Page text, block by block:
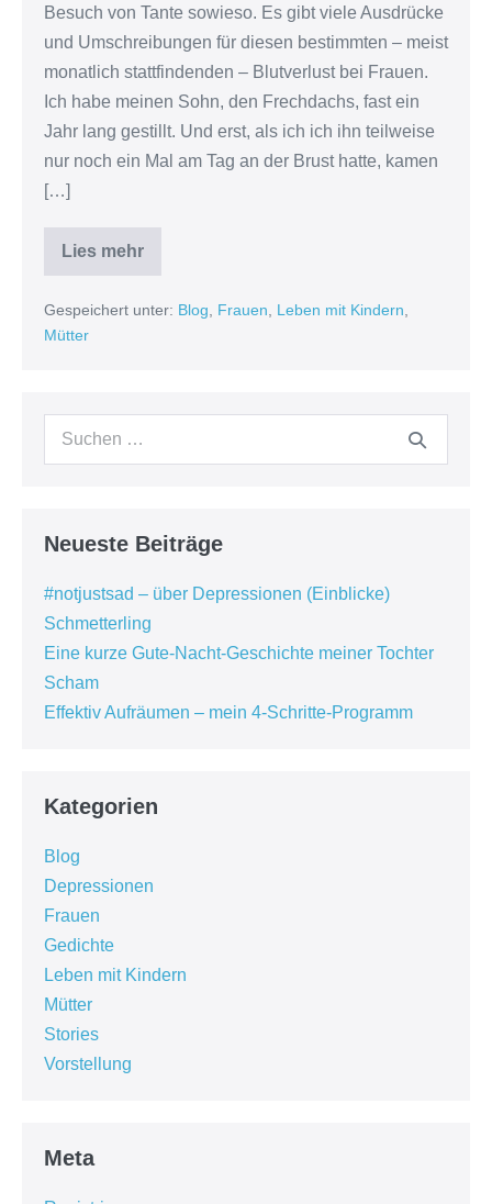
Besuch von Tante sowieso. Es gibt viele Ausdrücke
und Umschreibungen für diesen bestimmten – meist
monatlich stattfindenden – Blutverlust bei Frauen.
Ich habe meinen Sohn, den Frechdachs, fast ein
Jahr lang gestillt. Und erst, als ich ich ihn teilweise
nur noch ein Mal am Tag an der Brust hatte, kamen
[…]
Lies mehrMenstruations-
1
Gespeichert unter: Blog Frauen Leben mit Kindern
Mütter
Suchen
Neueste Beiträge
#notjustsad – über Depressionen (Einblicke)
Schmetterling
Eine kurze Gute-Nacht-Geschichte meiner Tochter
Scham
Effektiv Aufräumen – mein 4-Schritte-Programm
Kategorien
Blog
Depressionen
Frauen
Gedichte
Leben mit Kindern
Mütter
Stories
Vorstellung
Meta